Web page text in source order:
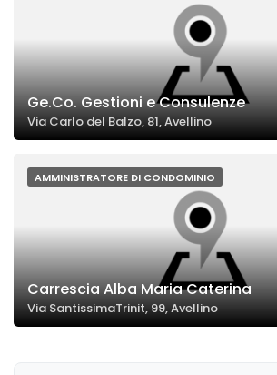
Ge.Co. Gestioni e Consulenze
Via Carlo del Balzo, 81, Avellino
AMMINISTRATORE DI CONDOMINIO
Carrescia Alba Maria Caterina
Via SantissimaTrinit, 99, Avellino